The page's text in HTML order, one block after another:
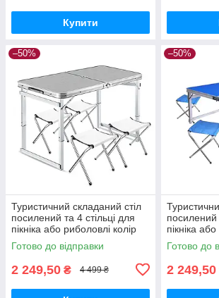
Купити
–50%
Туристичний складаний стіл
посилений та 4 стільці для
пікніка або риболовлі колір
сірий
Готово до відправки
2 249,50 ₴ 4 499 ₴
–50%
посилений
пікніка
Готово до
2 249,50